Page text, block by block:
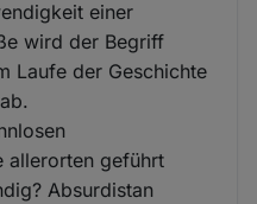
einer
wird der Begriff
Laufe der Geschichte
allerorten geführt
Absurdistan